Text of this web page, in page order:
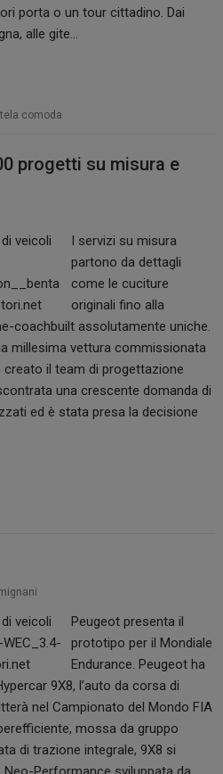
porta o un tour cittadino. Dai
alle gite…
comoda
progetti su misura e
I servizi su misura
partono da dettagli
come le cuciture
originali fino alla
coachbuilt assolutamente uniche.
millesima vettura commissionata
il team di progettazione
una crescente domanda di
ed è stata presa la decisione
Peugeot presenta il
prototipo per il Mondiale
Endurance. Peugeot ha
9X8, l’auto da corsa di
nel Campionato del Mondo FIA
mossa da gruppo
di trazione integrale, 9X8 si